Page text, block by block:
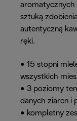
aromatycznych
sztuką
autentyczną
ręki.
• 15 stopni
wszystkich
• 3 poziomy
danych ziaren i
• kompletny